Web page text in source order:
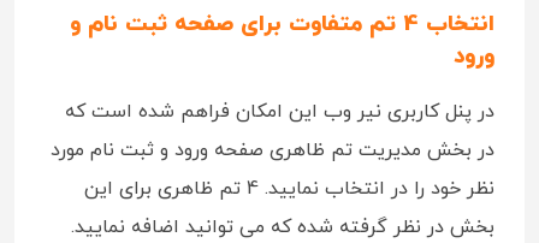
انتخاب 4 تم متفاوت برای صفحه ثبت نام و
ورود
در پنل کاربری نیر وب این امکان فراهم شده است که
در بخش مدیریت تم ظاهری صفحه ورود و ثبت نام مورد
نظر خود را در انتخاب نمایید. 4 تم ظاهری برای این
بخش در نظر گرفته شده که می توانید اضافه نمایید.